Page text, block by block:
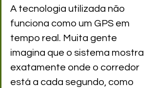
A tecnologia utilizada não
funciona como um GPS em
tempo real. Muita gente
imagina que o sistema mostra
exatamente onde o corredor
está a cada segundo, como